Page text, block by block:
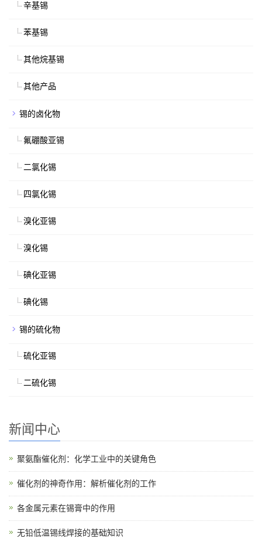
辛基锡
苯基锡
其他烷基锡
其他产品
锡的卤化物
氟硼酸亚锡
二氯化锡
四氯化锡
溴化亚锡
溴化锡
碘化亚锡
碘化锡
锡的硫化物
硫化亚锡
二硫化锡
新闻中心
聚氨酯催化剂：化学工业中的关键角色
催化剂的神奇作用：解析催化剂的工作
各金属元素在锡膏中的作用
无铅低温锡线焊接的基础知识